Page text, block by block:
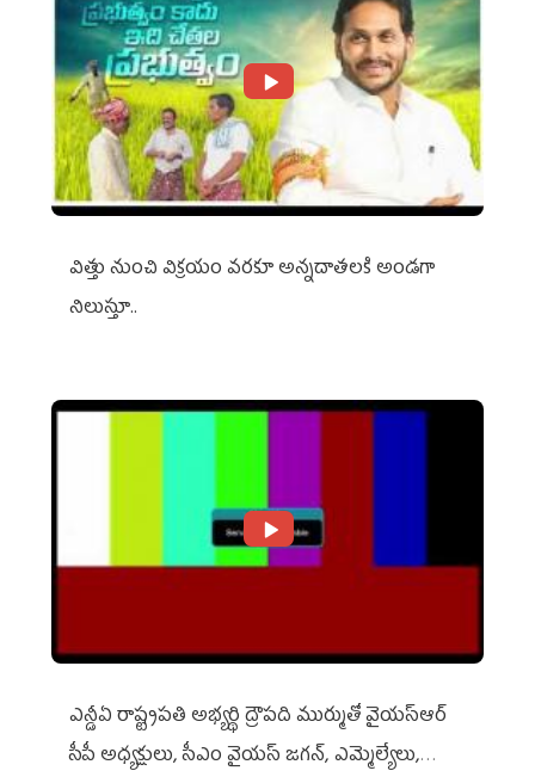
విత్తు నుంచి విక్రయం వరకూ అన్నదాతలకి అండగా
నిలుస్తూ..
ఎన్డీఏ రాష్ట్ర‌ప‌తి అభ్య‌ర్థి ద్రౌప‌ది ముర్ముతో వైయ‌స్ఆర్
సీపీ అధ్య‌క్షులు, సీఎం వైయ‌స్ జ‌గ‌న్, ఎమ్మెల్యేలు,